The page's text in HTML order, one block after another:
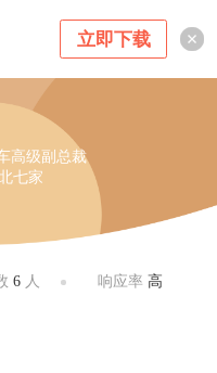
立即下载
高级副总裁
七家
6人 响应率 高